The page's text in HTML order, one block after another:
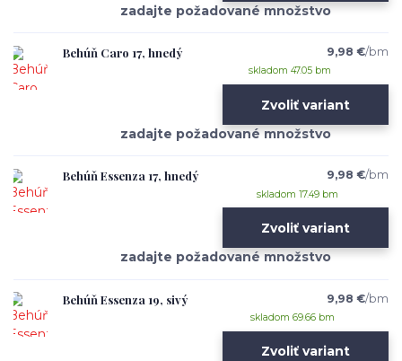
Behúň Caro 17, hnedý 9,98 €/bm
skladom 47.05 bm
Zvoliť variant
Behúň Essenza 17, hnedý 9,98 €/bm
skladom 17.49 bm
Zvoliť variant
Behúň Essenza 19, sivý 9,98 €/bm
skladom 69.66 bm
Zvoliť variant